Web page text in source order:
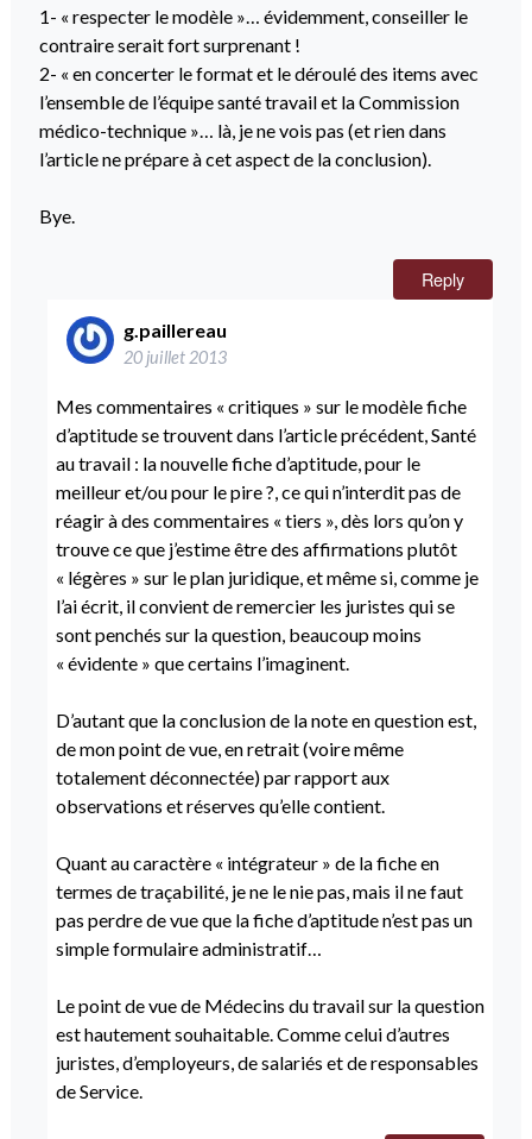
1- « respecter le modèle »… évidemment, conseiller le
contraire serait fort surprenant !
2- « en concerter le format et le déroulé des items avec
l’ensemble de l’équipe santé travail et la Commission
médico-technique »… là, je ne vois pas (et rien dans
l’article ne prépare à cet aspect de la conclusion).
Bye.
Reply
g.paillereau
20 juillet 2013
Mes commentaires « critiques » sur le modèle fiche
d’aptitude se trouvent dans l’article précédent,Santé
au travail : la nouvelle fiche d’aptitude, pour le
meilleur et/ou pour le pire ?, ce qui n’interdit pas de
réagir à des commentaires « tiers », dès lors qu’on y
trouve ce que j’estime être des affirmations plutôt
« légères » sur le plan juridique, et même si, comme je
l’ai écrit, il convient de remercier les juristes qui se
sont penchés sur la question, beaucoup moins
« évidente » que certains l’imaginent.
D’autant que la conclusion de la note en question est,
de mon point de vue, en retrait (voire même
totalement déconnectée) par rapport aux
observations et réserves qu’elle contient.
Quant au caractère « intégrateur » de la fiche en
termes de traçabilité, je ne le nie pas, mais il ne faut
pas perdre de vue que la fiche d’aptitude n’est pas un
simple formulaire administratif…
Le point de vue de Médecins du travail sur la question
est hautement souhaitable. Comme celui d’autres
juristes, d’employeurs, de salariés et de responsables
de Service.